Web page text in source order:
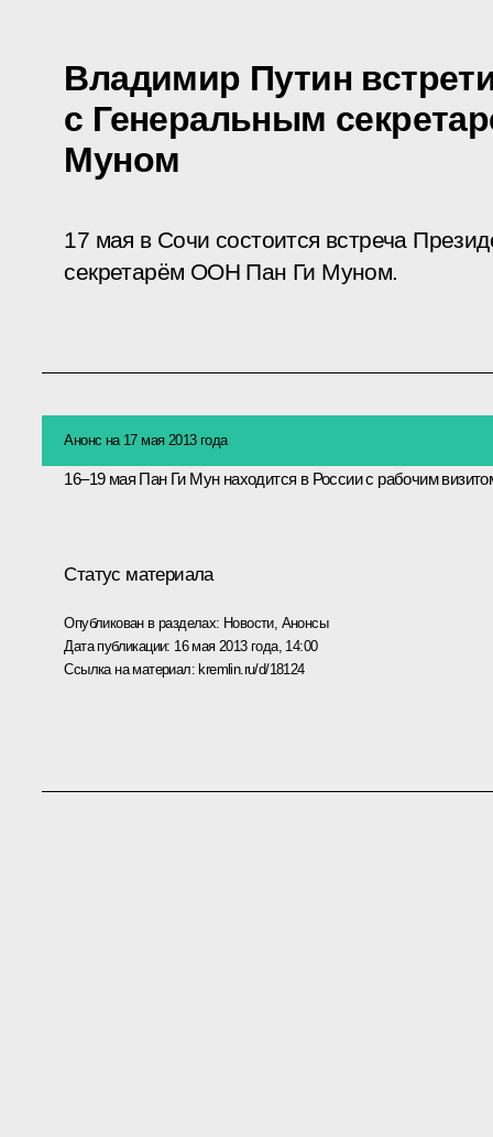
Владимир Путин
с Генеральным
Муном
17 мая в Сочи состоится встреча
секретарём ООН Пан Ги Муном.
Анонс на 17 мая 2013 года
16–19 мая Пан Ги Муннаходится в России с рабочим
Статус материала
Опубликован в разделах: Новости, Анонсы
Дата публикации: 16 мая 2013 года, 14:00
Ссылка на материал: kremlin.ru/d/18124